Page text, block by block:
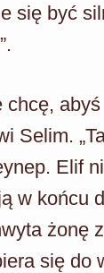
się być
chcę,
Selim.
Elif
w końcu
żonę
się do